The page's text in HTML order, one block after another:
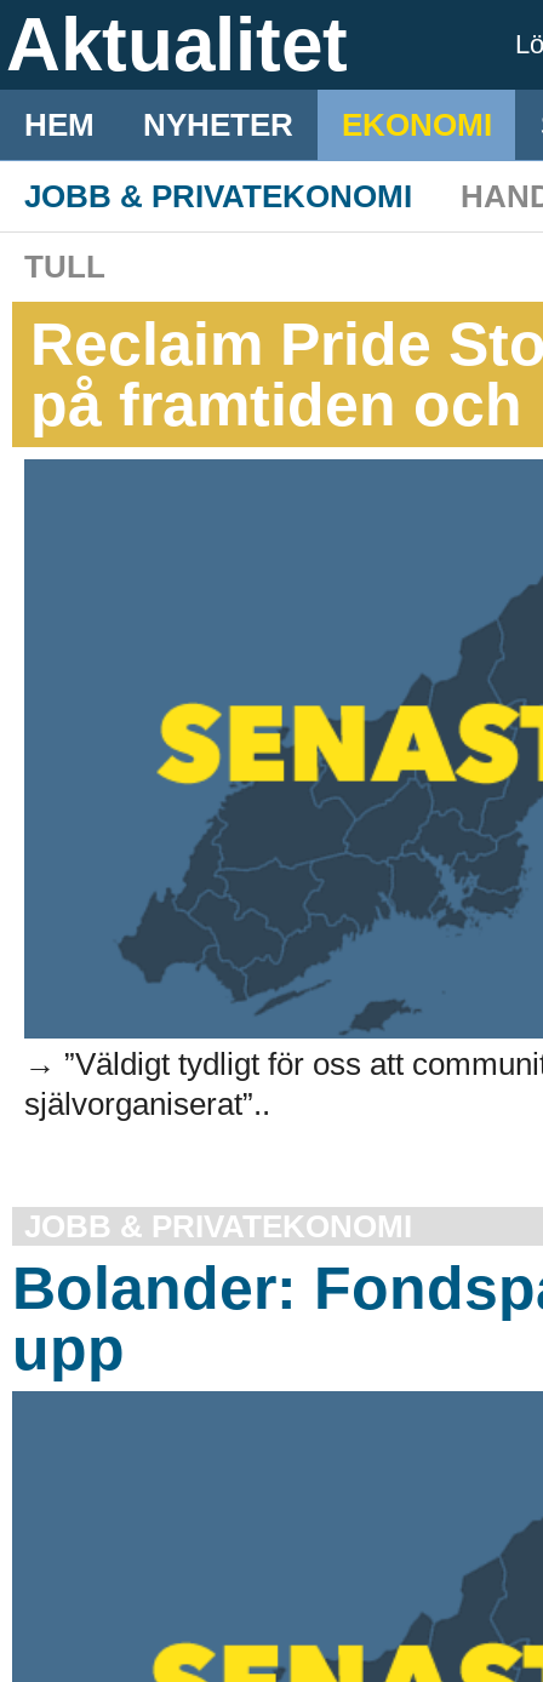
Aktualitet
HEM NYHETER EKONOMI
JOBB & PRIVATEKONOMI
TULL
Reclaim Pride
på framtiden
→ ”Väldigt tydligt för oss att
självorganiserat”..
JOBB & PRIVATEKONOMI
Bolander:
upp